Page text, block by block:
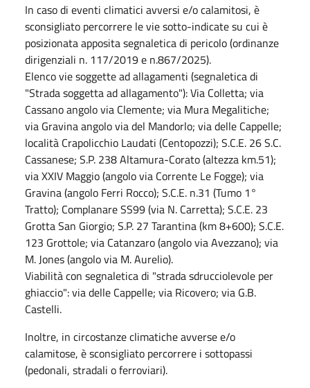
In caso di eventi climatici avversi e/o calamitosi, è
sconsigliato percorrere le vie sotto-indicate su cui è
posizionata apposita segnaletica di pericolo (ordinanze
dirigenziali n. 117/2019 e n.867/2025).
Elenco vie soggette ad allagamenti (segnaletica di
"Strada soggetta ad allagamento"): Via Colletta; via
Cassano angolo via Clemente; via Mura Megalitiche;
via Gravina angolo via del Mandorlo; via delle Cappelle;
località Crapolicchio Laudati (Centopozzi); S.C.E. 26 S.C.
Cassanese; S.P. 238 Altamura-Corato (altezza km.51);
via XXIV Maggio (angolo via Corrente Le Fogge); via
Gravina (angolo Ferri Rocco); S.C.E. n.31 (Tumo 1°
Tratto); Complanare SS99 (via N. Carretta); S.C.E. 23
Grotta San Giorgio; S.P. 27 Tarantina (km 8+600); S.C.E.
123 Grottole; via Catanzaro (angolo via Avezzano); via
M. Jones (angolo via M. Aurelio).
Viabilità con segnaletica di "strada sdrucciolevole per
ghiaccio": via delle Cappelle; via Ricovero; via G.B.
Castelli.
Inoltre, in circostanze climatiche avverse e/o
calamitose, è sconsigliato percorrere i sottopassi
(pedonali, stradali o ferroviari).